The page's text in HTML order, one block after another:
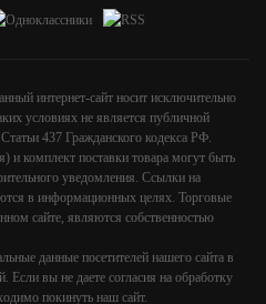
интернет-сайт носит исключительно
условиях не является публичной
437 Гражданского кодекса РФ.
и комплект поставки товара могут быть
уведомления. Ссылки на
в информационных целях. Торговые
сайте, являются собственностью
данные посетителей нашего сайта в
. Если вы не даете согласия на обработку
покинуть наш сайт.